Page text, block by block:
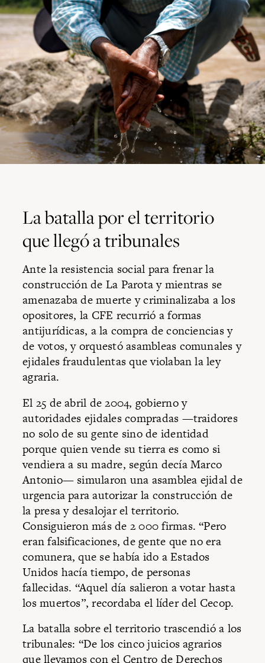
La batalla por el territorio
que llegó a tribunales
Ante la resistencia social para frenar la
construcción de La Parota y mientras se
amenazaba de muerte y criminalizaba a los
opositores, la CFE recurrió a formas
antijurídicas, a la compra de conciencias y
de votos, y orquestó asambleas comunales y
ejidales fraudulentas que violaban la ley
agraria.
El 25 de abril de 2004, gobierno y
autoridades ejidales compradas —traidores
no solo de su gente sino de identidad
porque quien vende su tierra es como si
vendiera a su madre, según decía Marco
Antonio— simularon una asamblea ejidal de
urgencia para autorizar la construcción de
la presa y desalojar el territorio.
Consiguieron más de 2 000 firmas. “Pero
eran falsificaciones, de gente que no era
comunera, que se había ido a Estados
Unidos hacía tiempo, de personas
fallecidas. “Aquel día salieron a votar hasta
los muertos”, recordaba el líder del Cecop.
La batalla sobre el territorio trascendió a los
tribunales: “De los cinco juicios agrarios
que llevamos con el Centro de Derechos